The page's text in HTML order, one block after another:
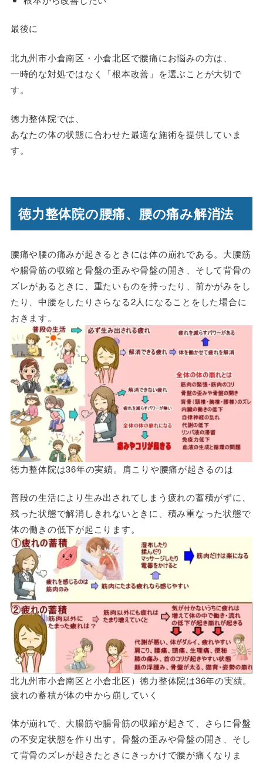
最後に
北九州市小倉南区・小倉北区で腰痛にお悩みの方は、
一時的な対処ではなく「根本改善」を選ぶことが大切で
す。
徳力整体院では、
あなたの体の状態に合わせた最適な施術を提供していま
す。
徳力整体院の腰痛、腰の痛み解消法
腰痛や腰の痛みが起きるときには体の崩れである。大腰筋
や腸骨筋の収縮と骨盤の歪みや骨盤の開き、そして背骨の
ズレがあるときに、重たいものを持ったり、前かがみをし
たり、中腰をしたりさらなる2人になることをした場合に
おきます。
徳力整体院は36年の実績。肩こりや腰痛が起きるのは
普段の生活により生み出されてしまう疲れの蓄積がずに、
残った状態で解消しきれないときに、積み重なった状態で
体の働きの低下が起こります。
北九州市小倉南区と小倉北区）徳力整体院は36年の実績。
疲れの蓄積が体の中から崩していく
体が崩れで、大腸筋や腸骨筋の収縮が起きて、さらに骨盤
の不安定状態を作り出す。骨盤の歪みや骨盤の開き、そし
て背骨のズレが起きたときにきっかけで腰が痛くなりま